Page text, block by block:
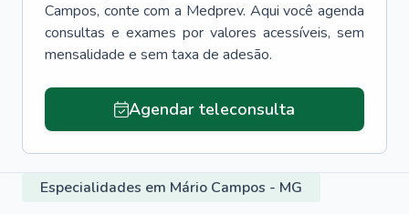
Campos, conte com a Medprev. Aqui você agenda
consultas e exames por valores acessíveis, sem
mensalidade e sem taxa de adesão.
Agendar teleconsulta
Especialidades em Mário Campos - MG